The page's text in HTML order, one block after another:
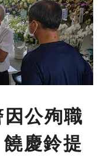
公殉職
慶鈴提